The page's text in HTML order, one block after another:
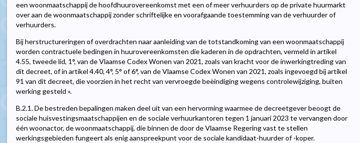
een woonmaatschappij de hoofdhuurovereenkomst met een of meer verhuurders op de private huurmarkt
over aan de woonmaatschappij zonder schriftelijke en voorafgaande toestemming van de verhuurder of
verhuurders.
Bij herstructureringen of overdrachten naar aanleiding van de totstandkoming van een woonmaatschappij
worden contractuele bedingen in huurovereenkomsten die kaderen in de opdrachten, vermeld in artikel
4.55, tweede lid, 1°, van de Vlaamse Codex Wonen van 2021, zoals van kracht voor de inwerkingtreding van
dit decreet, of in artikel 4.40, 4°, 5° of 6°, van de Vlaamse Codex Wonen van 2021, zoals ingevoegd bij artikel
91 van dit decreet, die voorzien in het recht van vervroegde beëindiging wegens controlewijziging, buiten
werking gesteld ».
B.2.1. De bestreden bepalingen maken deel uit van een hervorming waarmee de decreetgever beoogt de
sociale huisvestingsmaatschappijen en de sociale verhuurkantoren tegen 1 januari 2023 te vervangen door
één woonactor, de woonmaatschappij, die binnen de door de Vlaamse Regering vast te stellen
werkingsgebieden fungeert als enig aanspreekpunt voor de sociale kandidaat-huurder of -koper.